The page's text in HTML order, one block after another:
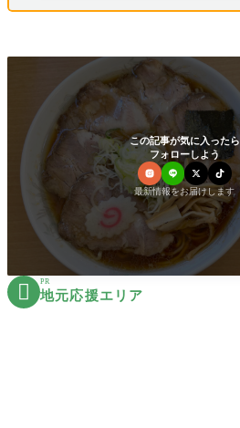
この記事が気に入ったら
フォローしよう
最新情報をお届けします
 PR
地元応援エリア